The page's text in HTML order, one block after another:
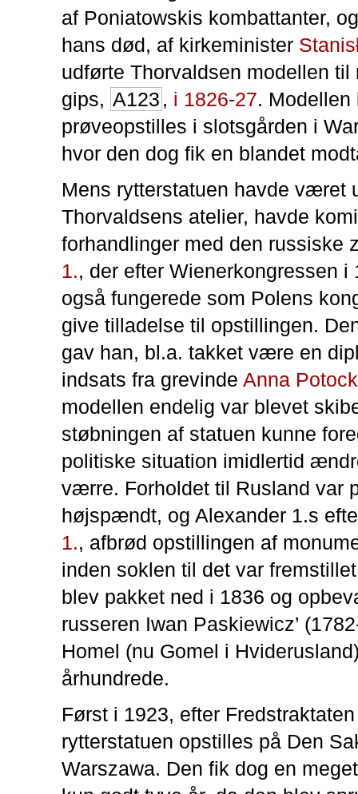
af Poniatowskis kombattanter,
hans død, af kirkeminister
udførte Thorvaldsen modellen til
gips, A123 , i 1826-27. Modellen
prøveopstilles i slotsgården i
hvor den dog fik en blandet
Mens rytterstatuen havde været
Thorvaldsens atelier, havde
forhandlinger med den russiske
1., der efter Wienerkongressen i
også fungerede som Polens
give tilladelse til opstillingen.
gav han, bl.a. takket være en
indsats fra grevinde Anna
modellen endelig var blevet
støbningen af statuen kunne
politiske situation imidlertid
værre. Forholdet til Rusland var
højspændt, og Alexander 1.s
1., afbrød opstillingen af
inden soklen til det var
blev pakket ned i 1836 og
russeren Iwan Paskiewicz’
Homel (nu Gomel i
århundrede.
Først i 1923, efter
rytterstatuen opstilles på Den
Warszawa. Den fik dog en